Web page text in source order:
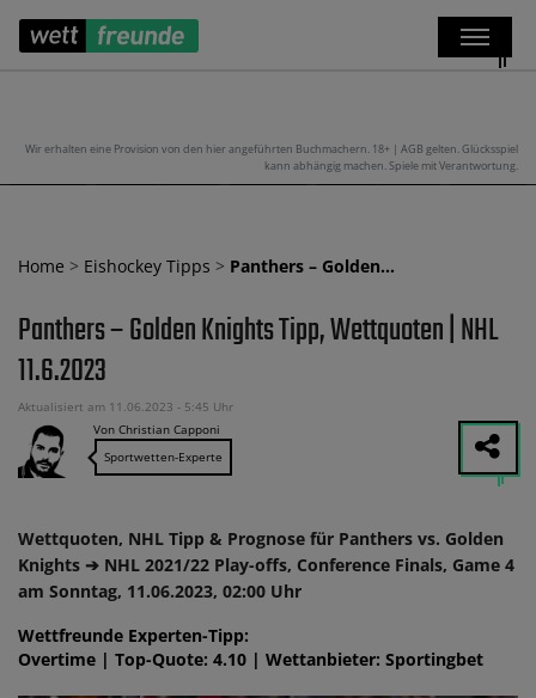
Wir erhalten eine Provision von den hier angeführten Buchmachern. 18+ | AGB gelten. Glücksspiel
kann abhängig machen. Spiele mit Verantwortung.
Home > Eishockey Tipps > Panthers – Golden…
Panthers – Golden Knights Tipp, Wettquoten | NHL
11.6.2023
Aktualisiert am 11.06.2023 - 5:45 Uhr
Von Christian Capponi
Sportwetten-Experte
Wettquoten, NHL Tipp & Prognose für Panthers vs. Golden
Knights ➔ NHL 2021/22 Play-offs, Conference Finals, Game 4
am Sonntag, 11.06.2023, 02:00 Uhr
Wettfreunde Experten-Tipp:
Overtime | Top-Quote: 4.10 | Wettanbieter: Sportingbet